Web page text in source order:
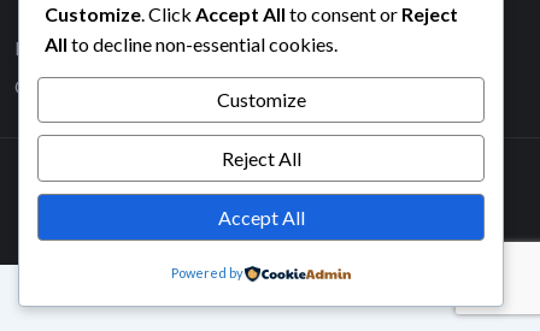
Politique de cookies (UE)
CGV
© 2026 Made with ❤️ in BZH ❤️Damien Nicou
Customize . Click Accept All to consent or Reject
All to decline non-essential cookies.
Customize
Reject All
Accept All
Powered by